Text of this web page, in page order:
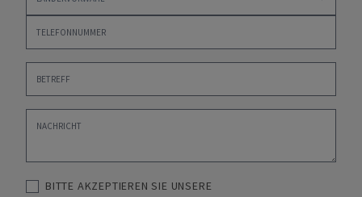
BITTE AKZEPTIEREN SIE UNSERE